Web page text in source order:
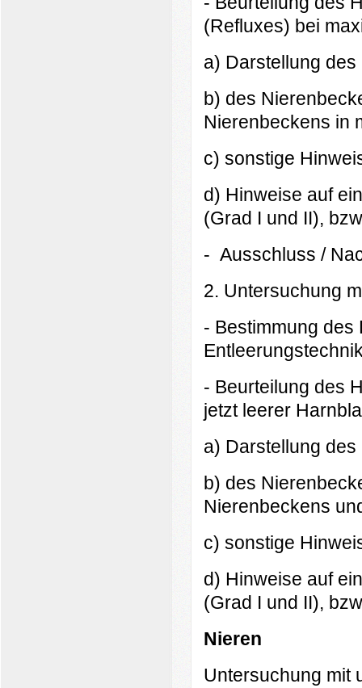
(Refluxes) bei
a) Darstellung
b) des
Nierenbeckens in
c) sonstige
d) Hinweise auf
(Grad I und II),
- Ausschluss /
2. Untersuchung
- Bestimmung
- Beurteilung des
jetzt leerer
a) Darstellung
b) des
Nierenbeckens
c) sonstige
d) Hinweise auf
(Grad I und II),
Nieren
Untersuchung mit